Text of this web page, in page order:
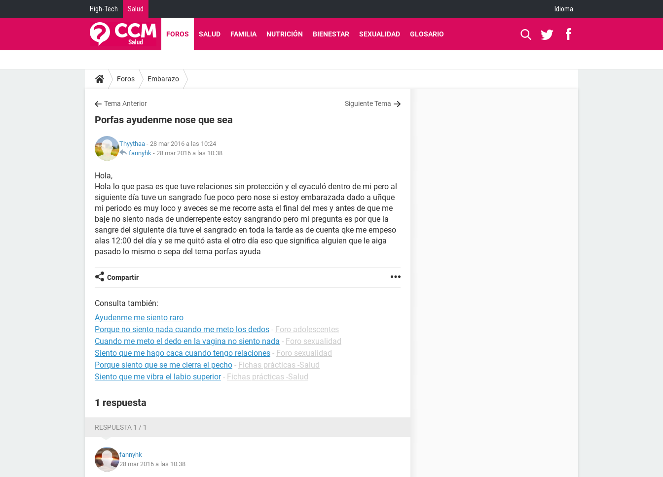
High-Tech Salud Idioma
FOROS SALUD FAMILIA NUTRICIÓN BIENESTAR SEXUALIDAD GLOSARIO
Foros Embarazo
Tema Anterior Siguiente Tema
Porfas ayudenme nose que sea
Thyythaa - 28 mar 2016 a las 10:24
fannyhk - 28 mar 2016 a las 10:38
Hola,
Hola lo que pasa es que tuve relaciones sin protección y el eyaculó dentro de mi pero al
siguiente día tuve un sangrado fue poco pero nose si estoy embarazada dado a uñque
mi periodo es muy loco y aveces se me recorre asta el final del mes y antes de que me
baje no siento nada de underrepente estoy sangrando pero mi pregunta es por que la
sangre del siguiente día tuve el sangrado en toda la tarde as de cuenta qke me empeso
alas 12:00 del día y se me quitó asta el otro día eso que significa alguien que le aiga
pasado lo mismo o sepa del tema porfas ayuda
Compartir
Consulta también:
Ayudenme me siento raro
Porque no siento nada cuando me meto los dedos - Foro adolescentes
Cuando me meto el dedo en la vagina no siento nada - Foro sexualidad
Siento que me hago caca cuando tengo relaciones - Foro sexualidad
Porque siento que se me cierra el pecho - Fichas prácticas -Salud
Siento que me vibra el labio superior - Fichas prácticas -Salud
1 respuesta
RESPUESTA 1 / 1
fannyhk
28 mar 2016 a las 10:38